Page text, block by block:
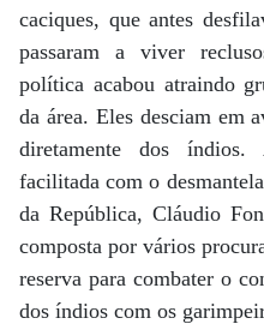
caciques, que antes
passaram a viver
política acabou atraindo
da área. Eles desciam em
diretamente dos
facilitada com o
da República, Cláudio
composta por vários
reserva para combater o
dos índios com os